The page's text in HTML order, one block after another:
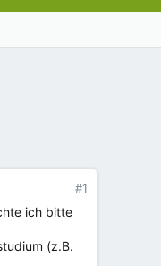
#1
ich bitte
(z.B.